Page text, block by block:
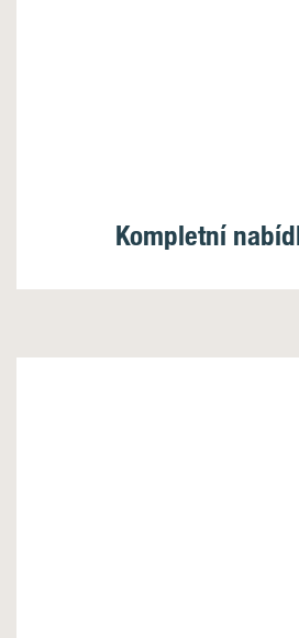
Kompletní